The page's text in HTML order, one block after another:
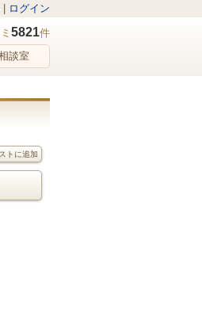
ログイン
5821件
談室
トに追加